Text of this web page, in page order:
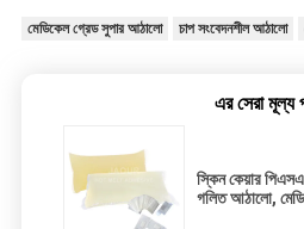
মেডিকেল গ্রেড সুপার আঠালো চাপ সংবেদনশীল আঠালো
এর সেরা মূল্য
স্কিন কেয়ার
গলিত আঠালো,